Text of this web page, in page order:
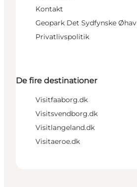
Kontakt
Geopark Det Sydfynske Øhav
Privatlivspolitik
De fire destinationer
Visitfaaborg.dk
Visitsvendborg.dk
Visitlangeland.dk
Visitaeroe.dk